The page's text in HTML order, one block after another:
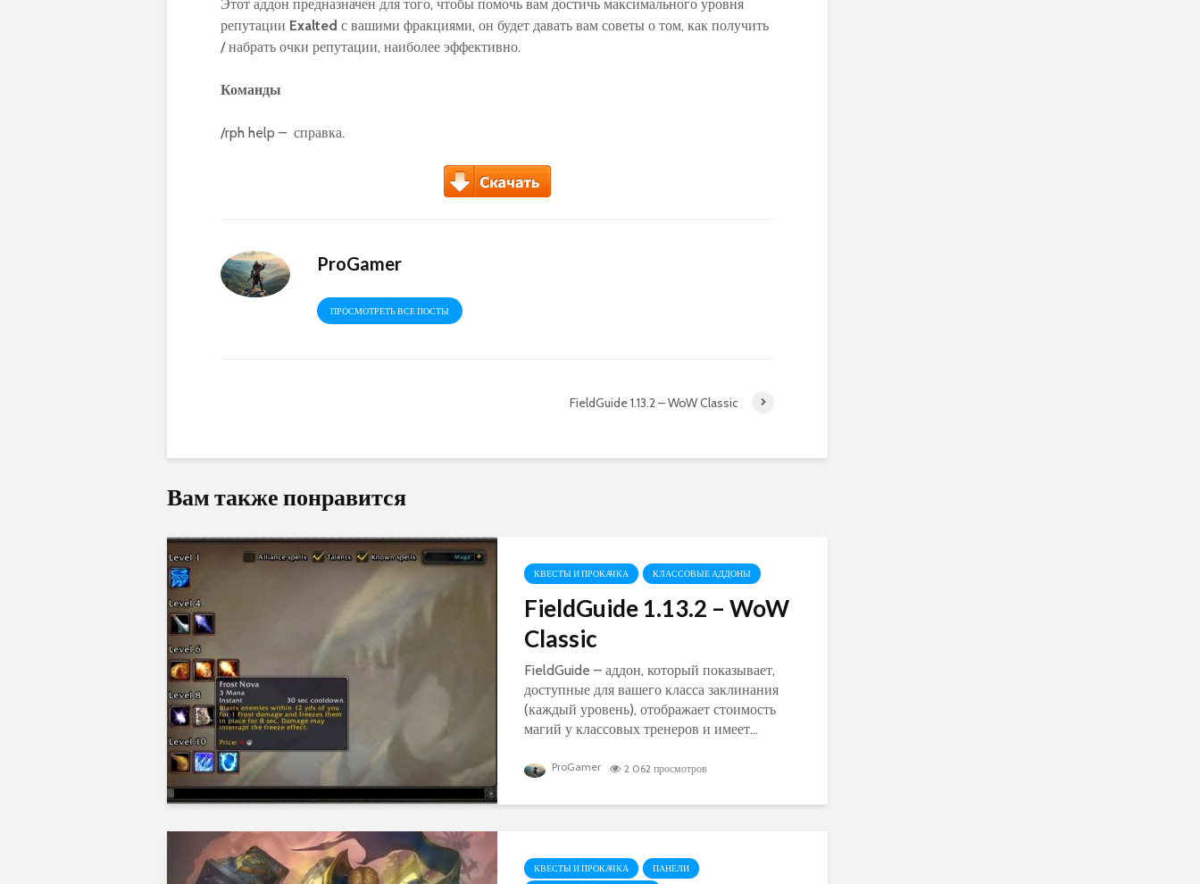
Этот аддон предназначен для того, чтобы помочь вам достичь максимального уровня
репутации Exalted с вашими фракциями, он будет давать вам советы о том, как получить
/ набрать очки репутации, наиболее эффективно.
Команды
/rph help – справка.
ProGamer
ПРОСМОТРЕТЬ ВСЕ ПОСТЫ
FieldGuide 1.13.2 – WoW Classic
Вам также понравится
КВЕСТЫ И ПРОКАЧКА КЛАССОВЫЕ АДДОНЫ
FieldGuide 1.13.2 – WoW
Classic
FieldGuide – аддон, который показывает,
доступные для вашего класса заклинания
(каждый уровень), отображает стоимость
магий у классовых тренеров и имеет...
ProGamer 2 062 просмотров
КВЕСТЫ И ПРОКАЧКА
ПАНЕЛИ